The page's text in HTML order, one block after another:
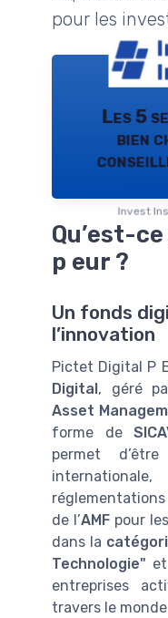
pour les
Les 5
bien
Invest
Qu’est-
p eur ?
Un fonds
l’innovation
Pictet Digital P
Digital, géré
Asset
forme de
permet
de l’AMF pour
dans la
Technologie"
entreprises
travers le